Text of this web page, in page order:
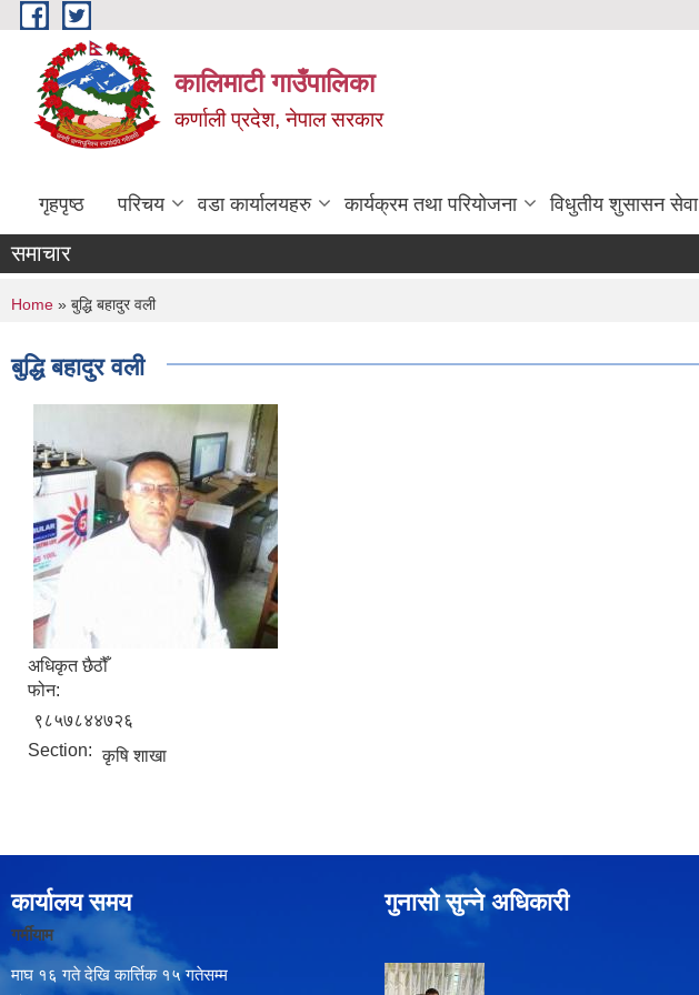
Skip to main content
कालिमाटी गाउँपालिका
कर्णाली प्रदेश, नेपाल सरकार
गृहपृष्ठ परिचय वडा कार्यालयहरु कार्यक्रम तथा परियोजना विधुतीय शुसासन सेवा
समाचार
You are here
Home » बुद्धि बहादुर वली
बुद्धि बहादुर वली
अधिकृत छैठौँ
फोन:
९८५७८४४७२६
Section: कृषि शाखा
कार्यालय समय
गर्मीयाम
माघ १६ गते देखि कार्त्तिक १५ गतेसम्म
गुनासो सुन्ने अधिकारी